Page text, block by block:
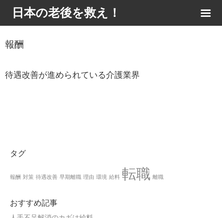
日本の老後を救え！
報酬
待遇改善が進められている介護業界
タグ
報酬 対策 待遇改善 早期離職 理由 環境 給料 転職 離職
おすすめ記事